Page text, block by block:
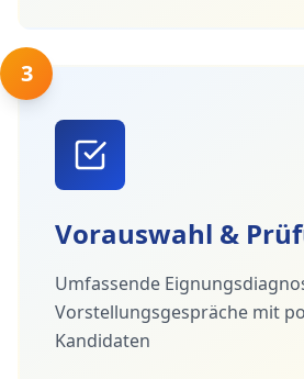
3
Vorauswahl &
Umfassende
Vorstellungsgespräche mit
Kandidaten